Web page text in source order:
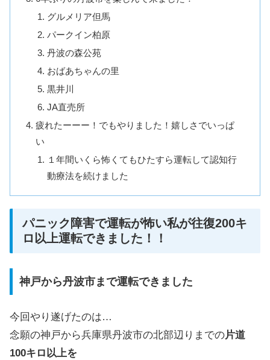
グルメリア但馬
パークイン柏原
丹波の森公苑
おばあちゃんの里
黒井川
JA直売所
疲れたーーー！でもやりました！嬉しさでいっぱ
い
１年間いくら怖くてもひたすら運転して認知行
動療法を続けました
パニック障害で運転が怖い私が往復200キ
ロ以上運転できました！！
神戸から丹波市まで運転できました
今回やり遂げたのは…
念願の神戸から兵庫県丹波市の北部辺りまでの片道
100キロ以上を